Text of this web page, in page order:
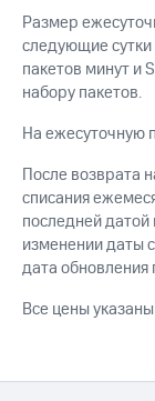
Услуги
Акции
ТВ
ТВ
в МТС
290 ₽/
мес
МТС
на
музыка
и
Скидка
Размер
следующие
пакетов минут и
набору пакетов.
На ежесуточную
После возврата
списания
последней
изменении даты
дата обновления
Все цены